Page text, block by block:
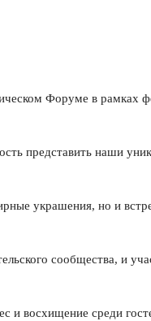
Форуме в рамках
представить наши
украшения, но и
сообщества, и
и восхищение среди